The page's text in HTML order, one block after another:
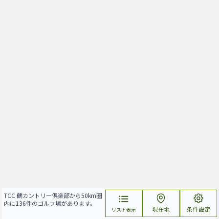
TCC 鶴カントリー倶楽部から50km圏
内に136件のゴルフ場があります。
リスト表示 現在地 条件設定